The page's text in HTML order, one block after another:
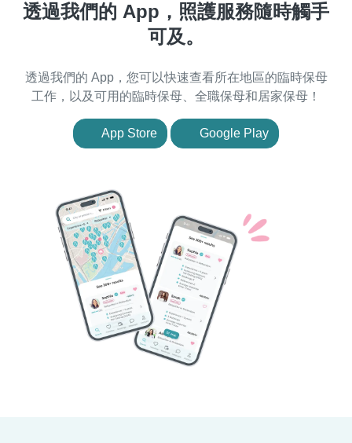
透過我們的 App，照護服務隨時觸手
可及。
透過我們的 App，您可以快速查看所在地區的臨時保母
工作，以及可用的臨時保母、全職保母和居家保母！
App Store Google Play